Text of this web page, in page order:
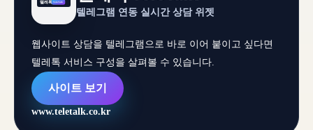
텔레그램 연동 실시간 상담 위젯
웹사이트 상담을 텔레그램으로 바로 이어 붙이고 싶다면
텔레톡 서비스 구성을 살펴볼 수 있습니다.
사이트 보기
www.teletalk.co.kr